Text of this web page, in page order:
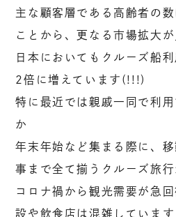
主な顧客層である高齢者の
ことから、更なる市場拡大
日本においてもクルーズ船
2倍に増えています(!!!)
特に最近では親戚一同で利
か
年末年始など集まる際に、
事まで全て揃うクルーズ旅
コロナ禍から観光需要が急
設や飲食店は混雑しています